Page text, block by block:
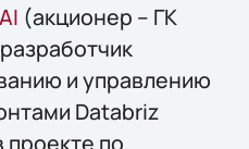
(акционер – ГК
и управлению
Databriz
проекте по